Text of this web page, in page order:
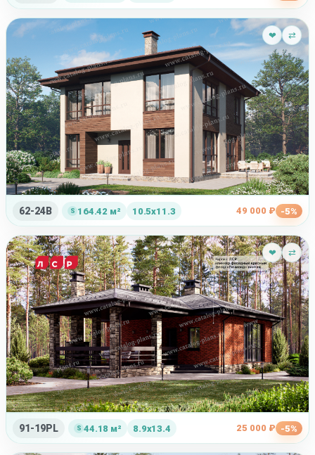
❤ ⇄
62-24B 164.42 м² 10.5x11.3 49 000 ₽ -5%
❤ ⇄
91-19PL 44.18 м² 8.9x13.4 25 000 ₽ -5%